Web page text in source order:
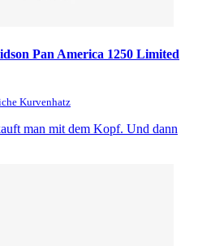
Pan America 1250 Limited
Kurvenhatz
man mit dem Kopf. Und dann